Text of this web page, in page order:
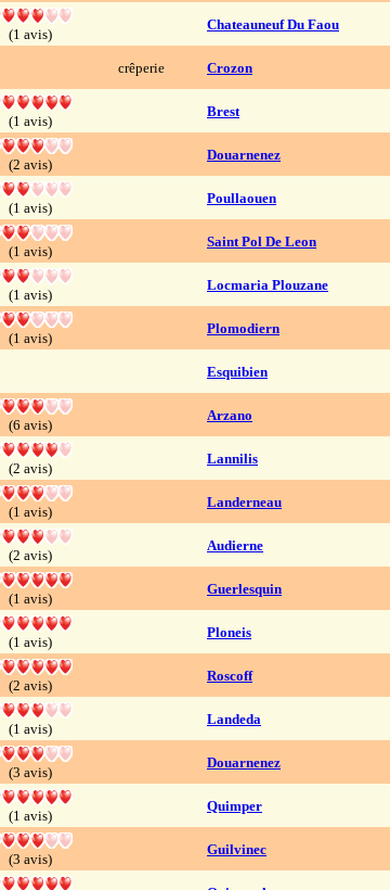
(1 avis)
Chateauneuf Du Faou
crêperie Crozon
(1 avis)
Brest
(2 avis)
Douarnenez
(1 avis)
Poullaouen
(1 avis)
Saint Pol De Leon
(1 avis)
Locmaria Plouzane
(1 avis)
Plomodiern
Esquibien
(6 avis)
Arzano
(2 avis)
Lannilis
(1 avis)
Landerneau
(2 avis)
Audierne
(1 avis)
Guerlesquin
(1 avis)
Ploneis
(2 avis)
Roscoff
(1 avis)
Landeda
(3 avis)
Douarnenez
(1 avis)
Quimper
(3 avis)
Guilvinec